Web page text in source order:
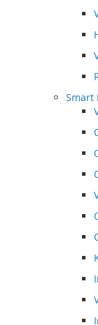
Smart